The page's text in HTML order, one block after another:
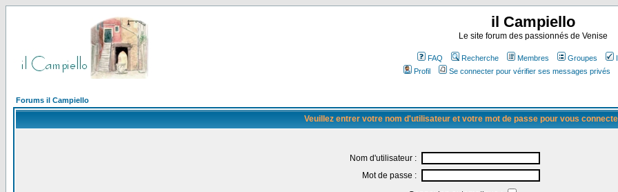
il Campiello
Le site forum des passionnés de Venise
FAQ Recherche Membres Groupes
Profil
Se connecter pour vérifier ses messages privés
Forums il Campiello
Veuillez entrer votre nom d'utilisateur et votre mot de passe pour vous
Nom d'utilisateur :
Mot de passe :